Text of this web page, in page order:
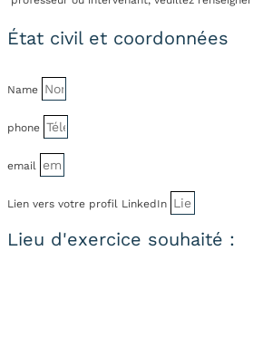
État civil et coordonnées
Name
phone
email
Lien vers votre profil LinkedIn
Lieu d'exercice souhaité :